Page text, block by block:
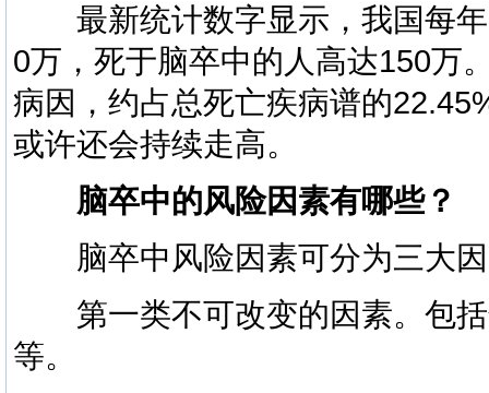
最新统计数字显示，我国每年
0万，死于脑卒中的人高达150万
病因，约占总死亡疾病谱的
或许还会持续走高。
脑卒中的风险因素有哪些？
脑卒中风险因素可分为三大
第一类不可改变的因素。包括
等。